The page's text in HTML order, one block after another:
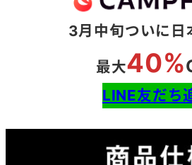
3月中旬ついに日
最大40%
LINE友だち